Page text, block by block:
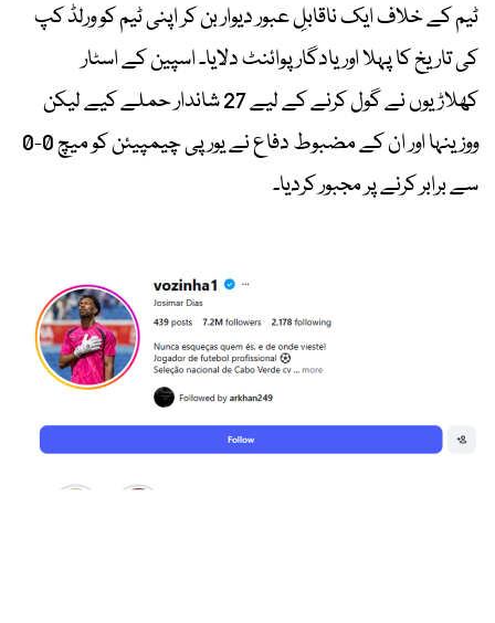
ٹیم کے خلاف ایک ناقابلِ عبور دیوار بن کر اپنی ٹیم کو ورلڈ کپ
کی تاریخ کا پہلا اور یادگار پوائنٹ دلایا۔ اسپین کے اسٹار
کھلاڑیوں نے گول کرنے کے لیے 27 شاندار حملے کیے لیکن
ووزینہا اور ان کے مضبوط دفاع نے یورپی چیمپیئن کو میچ 0-0
سے برابر کرنے پر مجبور کردیا۔